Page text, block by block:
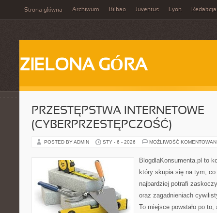
Strona główna Archiwum Bilbao Juventus Lyon Redakcja
ZIELONA GÓRA
PRZESTĘPSTWA INTERNETOWE
(CYBERPRZESTĘPCZOŚĆ)
POSTED BY ADMIN STY - 6 - 2026 MOŻLIWOŚĆ
BlogdlaKonsumenta.pl to
który skupia się na tym,
najbardziej potrafi
oraz zagadnieniach
To miejsce powstało po